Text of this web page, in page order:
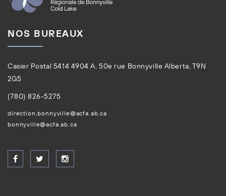
NOS BUREAUX
Casier Postal 5414 4904 A, 50e rue Bonnyville Alberta, T9N
2G5
(780) 826-5275
direction.bonnyville@acfa.ab.ca
bonnyville@acfa.ab.ca